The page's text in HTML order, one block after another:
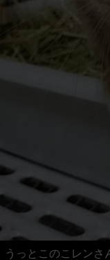
うっとこのこレンさ